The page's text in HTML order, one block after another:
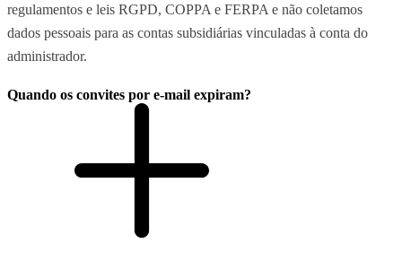
regulamentos e leis RGPD, COPPA e FERPA e não coletamos
dados pessoais para as contas subsidiárias vinculadas à conta do
administrador.
Quando os convites por e-mail expiram?